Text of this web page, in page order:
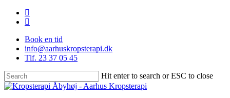
Skip
content
facebook
instagram
Book en tid
info@aarhuskropsterapi.dk
Tlf. 23 37 05 45
Hit enter to search or ESC to close
Close